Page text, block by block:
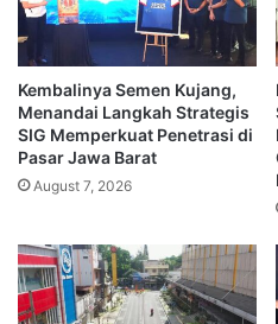
Kembalinya Semen Kujang,
Menandai Langkah Strategis
SIG Memperkuat Penetrasi di
Pasar Jawa Barat
August 7, 2026